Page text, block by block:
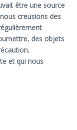
être une source
creusions des
des objets
et qui nous